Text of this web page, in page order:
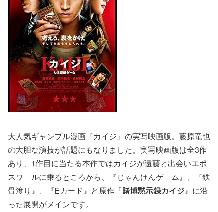
大人気ギャンブル漫画『カイジ』の実写映画版。藤原竜也
の大胆な演技が話題にもなりました。実写映画版は全3作
あり、1作目に当たる本作ではカイジが遠藤と出会いエポ
スワールに乗るところから、『じゃんけんゲーム』、『鉄
骨渡り』、『Eカード』と原作『賭博黙示録カイジ』に沿
った展開がメインです。